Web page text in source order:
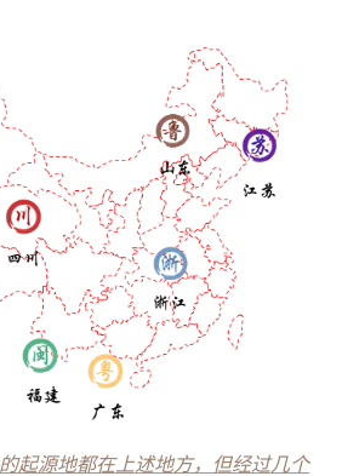
起源地都在上述地方，但经过几个